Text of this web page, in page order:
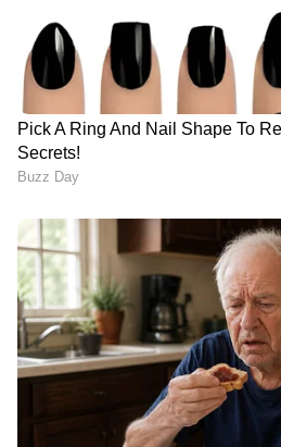
View post on
കൊടും ക്രൂരത,
യുവതിക്കെതിരെ രോഷം,
കാറിന്റെ
ഡിക്കിയിലിരുത്തിയിട്ട്
പോയത് മൂന്നരമണിക്കൂർ